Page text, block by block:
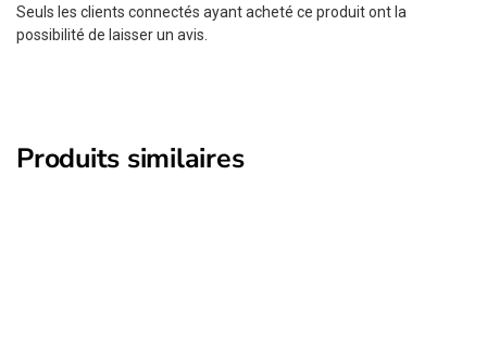
Seuls les clients connectés ayant acheté ce produit ont la
possibilité de laisser un avis.
Produits similaires